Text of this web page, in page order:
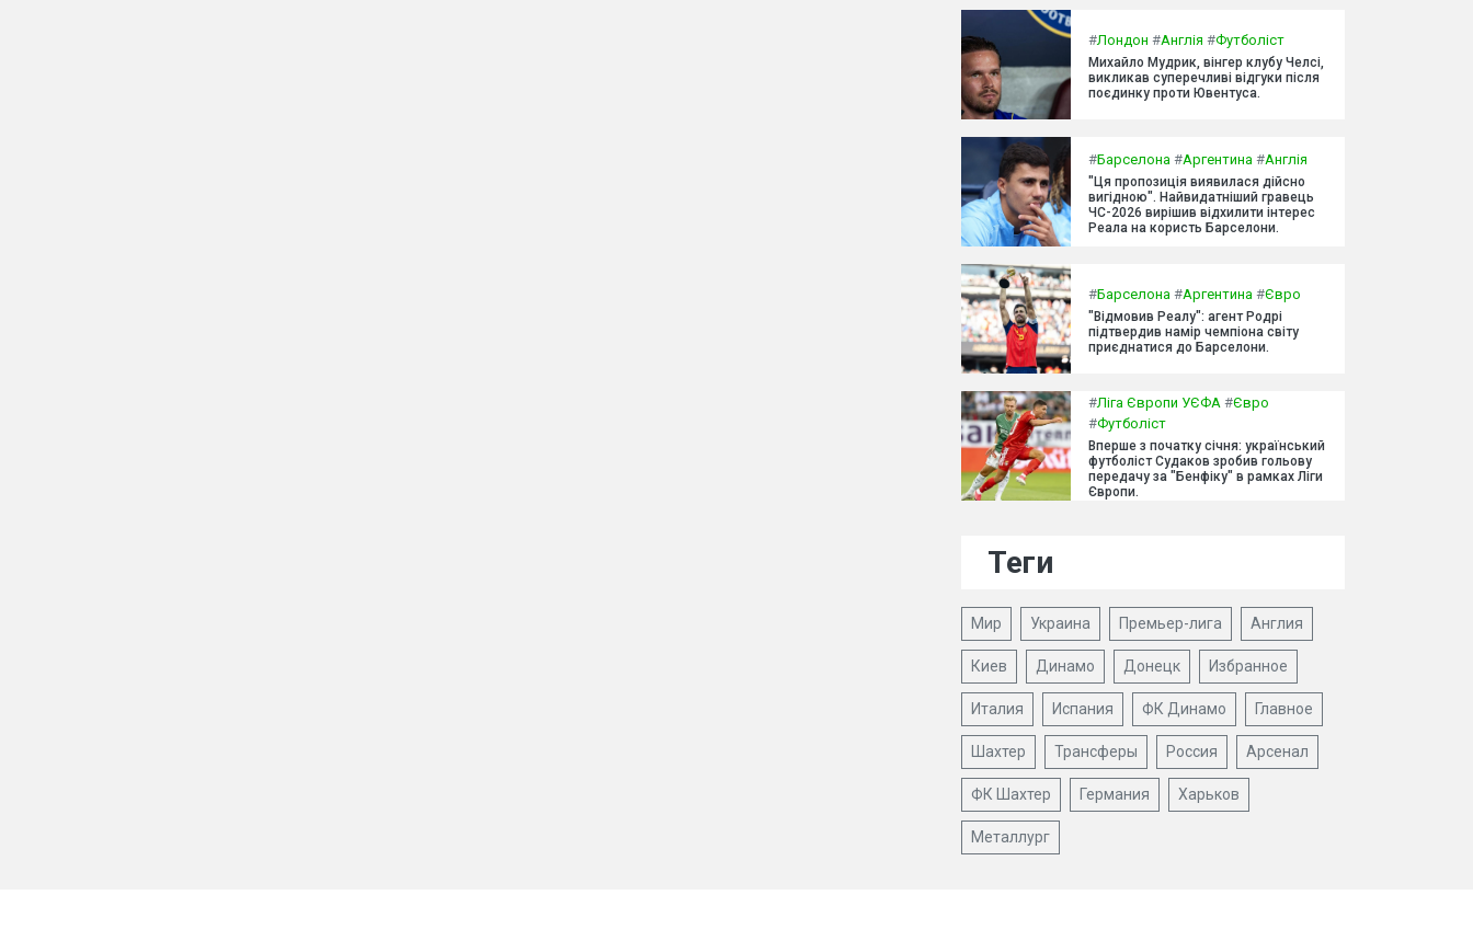
#Лондон #Англія #Футболіст
Михайло Мудрик, вінгер клубу Челсі,
викликав суперечливі відгуки після
поєдинку проти Ювентуса.
#Барселона #Аргентина #Англія
"Ця пропозиція виявилася дійсно
вигідною". Найвидатніший гравець
ЧС-2026 вирішив відхилити інтерес
Реала на користь Барселони.
#Барселона #Аргентина #Євро
"Відмовив Реалу": агент Родрі
підтвердив намір чемпіона світу
приєднатися до Барселони.
#Ліга Європи УЄФА #Євро
#Футболіст
Вперше з початку січня: український
футболіст Судаков зробив гольову
передачу за "Бенфіку" в рамках Ліги
Європи.
Теги
Мир Украина Премьер-лига Англия
Киев Динамо Донецк Избранное
Италия Испания ФК Динамо Главное
Шахтер Трансферы Россия Арсенал
ФК Шахтер Германия Харьков
Металлург